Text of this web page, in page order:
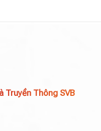
Truyền Thông SVB